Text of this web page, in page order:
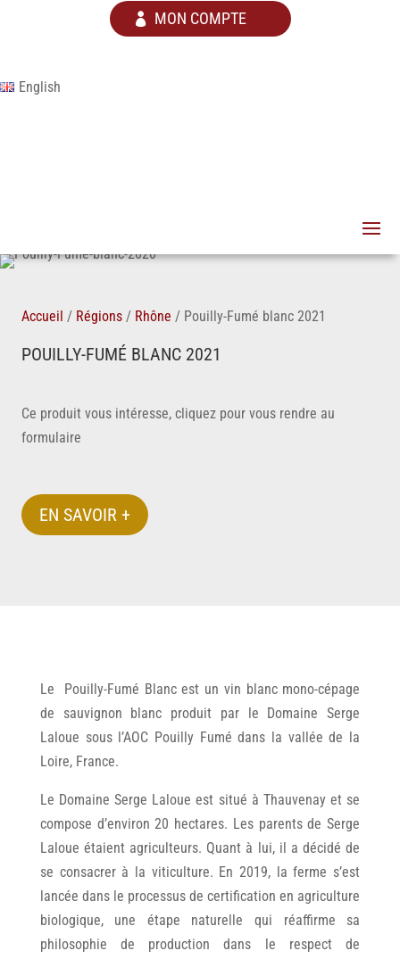
MON COMPTE
English
Accueil / Régions / Rhône / Pouilly-Fumé blanc 2021
POUILLY-FUMÉ BLANC 2021
Ce produit vous intéresse, cliquez pour vous rendre au
formulaire
EN SAVOIR +
Le Pouilly-Fumé Blanc est un vin blanc mono-cépage
de sauvignon blanc produit par le Domaine Serge
Laloue sous l’AOC Pouilly Fumé dans la vallée de la
Loire, France.
Le Domaine Serge Laloue est situé à Thauvenay et se
compose d’environ 20 hectares. Les parents de Serge
Laloue étaient agriculteurs. Quant à lui, il a décidé de
se consacrer à la viticulture. En 2019, la ferme s’est
lancée dans le processus de certification en agriculture
biologique, une étape naturelle qui réaffirme sa
philosophie de production dans le respect de